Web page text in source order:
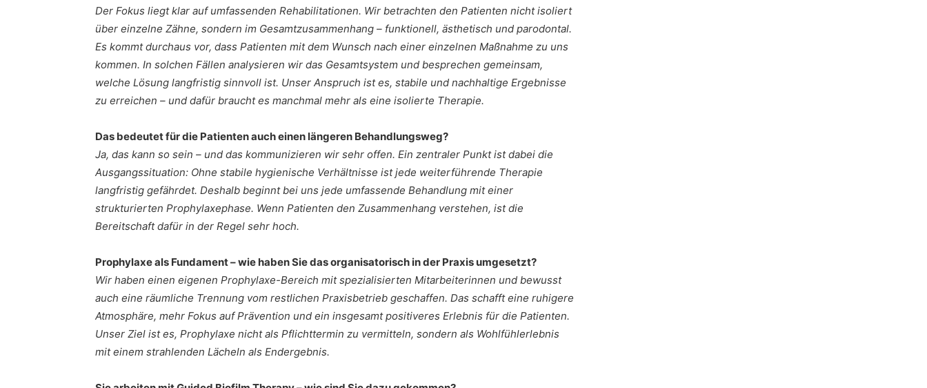
Der Fokus liegt klar auf umfassenden Rehabilitationen. Wir betrachten den Patienten nicht isoliert
über einzelne Zähne, sondern im Gesamtzusammenhang – funktionell, ästhetisch und parodontal.
Es kommt durchaus vor, dass Patienten mit dem Wunsch nach einer einzelnen Maßnahme zu uns
kommen. In solchen Fällen analysieren wir das Gesamtsystem und besprechen gemeinsam,
welche Lösung langfristig sinnvoll ist. Unser Anspruch ist es, stabile und nachhaltige Ergebnisse
zu erreichen – und dafür braucht es manchmal mehr als eine isolierte Therapie.
Das bedeutet für die Patienten auch einen längeren Behandlungsweg?
Ja, das kann so sein – und das kommunizieren wir sehr offen. Ein zentraler Punkt ist dabei die
Ausgangssituation: Ohne stabile hygienische Verhältnisse ist jede weiterführende Therapie
langfristig gefährdet. Deshalb beginnt bei uns jede umfassende Behandlung mit einer
strukturierten Prophylaxephase. Wenn Patienten den Zusammenhang verstehen, ist die
Bereitschaft dafür in der Regel sehr hoch.
Prophylaxe als Fundament – wie haben Sie das organisatorisch in der Praxis umgesetzt?
Wir haben einen eigenen Prophylaxe-Bereich mit spezialisierten Mitarbeiterinnen und bewusst
auch eine räumliche Trennung vom restlichen Praxisbetrieb geschaffen. Das schafft eine ruhigere
Atmosphäre, mehr Fokus auf Prävention und ein insgesamt positiveres Erlebnis für die Patienten.
Unser Ziel ist es, Prophylaxe nicht als Pflichttermin zu vermitteln, sondern als Wohlfühlerlebnis
mit einem strahlenden Lächeln als Endergebnis.